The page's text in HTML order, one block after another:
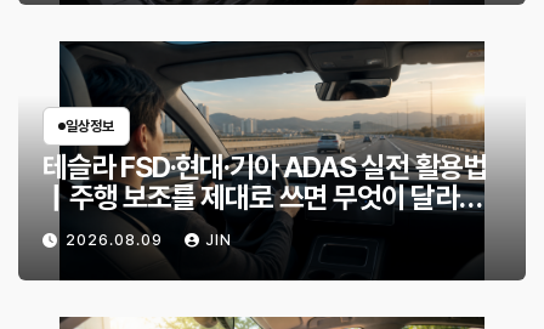
일상정보
테슬라 FSD·현대·기아 ADAS 실전 활용법
｜주행 보조를 제대로 쓰면 무엇이 달라질
까?2026.08.09 JIN